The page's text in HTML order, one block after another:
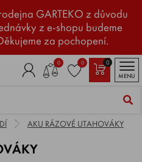
GARTEKO z důvodu
z e-shopu budeme
za pochopení.
0 0
0
MENU
AKU RÁZOVÉ UTAHOVÁKY